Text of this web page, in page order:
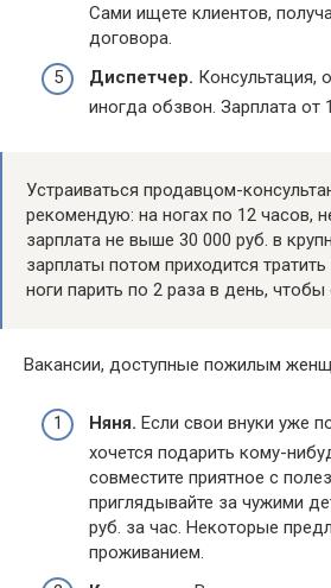
Сами ищете клиентов,
договора.
Диспетчер. Консультация,
иногда обзвон. Зарплата от
Устраиваться продавцом-
рекомендую: на ногах по 12 часов,
зарплата не выше 30 000 руб. в
зарплаты потом приходится
ноги парить по 2 раза в день,
Вакансии, доступные пожилым
Няня. Если свои внуки уже
хочется подарить кому-
совместите приятное с
приглядывайте за чужими
руб. за час. Некоторые
проживанием.